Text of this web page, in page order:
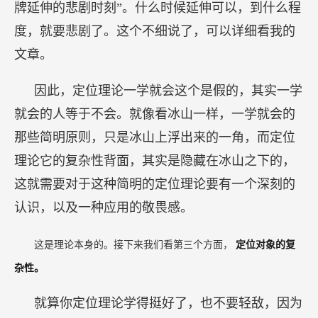
牌延伸的悲剧时刻”。什么时候延伸可以，到什么程
度，就要悲剧了。这个不细说了，可以详细看我的
文章。
因此，定位理论一学就会这个是假的，其实一学
就会的人等于不会。就像看冰山一样，一学就会的
那些简明原则，只是冰山上浮出来的一角，而定位
理论它的复杂性背面，其实是隐藏在冰山之下的，
这就需要对于这种简明的定位理论要有一个深刻的
认识，以及一种应用的敬畏感。
这是理论本身的。接下来我们看第三个方面， 定位对象的复
杂性。
就算你定位理论学得挺好了，也不要轻敌，因为